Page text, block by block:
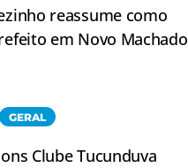
reassume como
em Novo Machado
GERAL
Clube Tucunduva